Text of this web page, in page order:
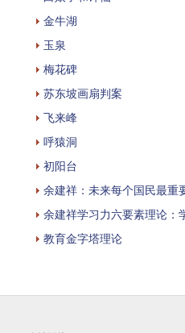
金牛湖
玉泉
梅花碑
苏东坡画扇判案
飞来峰
呼猿洞
初阳台
余建祥：未来每个国民最重
余建祥学习力六要素理论：
教育金字塔理论